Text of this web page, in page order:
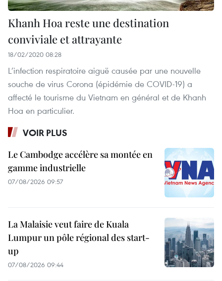
Khanh Hoa reste une destination
conviviale et attrayante
18/02/2020 08:28
L’infection respiratoire aiguë causée par une nouvelle
souche de virus Corona (épidémie de COVID-19) a
affecté le tourisme du Vietnam en général et de Khanh
Hoa en particulier.
VOIR PLUS
Le Cambodge accélère sa montée en
gamme industrielle
07/08/2026 09:57
La Malaisie veut faire de Kuala
Lumpur un pôle régional des start-
up
07/08/2026 09:44